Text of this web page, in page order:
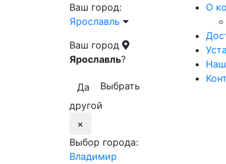
Ваш город:
Ярославль
Ваш город
Ярославль?
Да
Выбрать
другой
×
Выбор города:
Владимир
О